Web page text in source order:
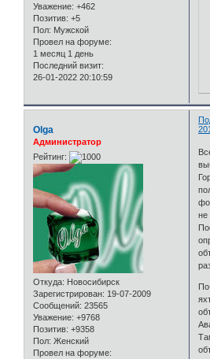
Уважение: +462
Позитив: +5
Пол: Мужской
Провел на форуме:
1 месяц 1 день
Последний визит:
26-01-2022 20:10:59
Olga
Администратор
Рейтинг:
Откуда: Новосибирск
Зарегистрирован: 19-07-2009
Сообщений: 23565
Уважение: +9768
Позитив: +9358
Пол: Женский
Провел на форуме:
не